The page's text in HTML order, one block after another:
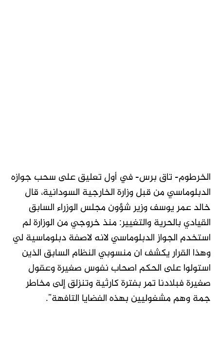
الخرطوم- تاق برس- في أول تعليق على سحب جوازه
الدبلوماسي من قبل وزارة الخارجية السودانية، قال
خالد عمر يوسف وزير شؤون مجلس الوزراء السابق
القيادي بالحرية والتغيير: منذ خروجي من الوزارة لم
استخدم الجواز الدبلوماسي لانه لاصفة دبلوماسية لي
وهذا القرار يكشف ان منسوبي النظام السابق الذين
استولوا على الحكم اصحاب نفوس صغيرة وعقول
صغيرة فبلادنا تمر بفترة كارثية وتنزلق إلى مخاطر
جمة وهم مشغوليين بهذه الفضايا التافهة”.